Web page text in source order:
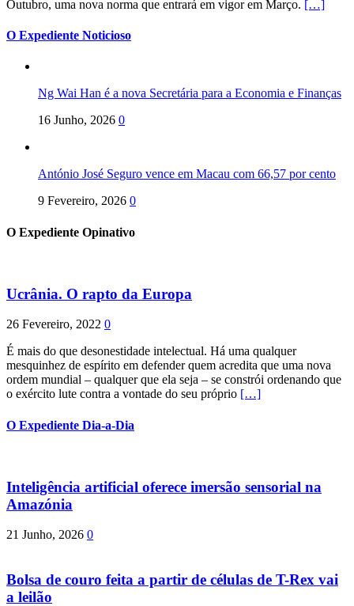
Outubro, uma nova norma que entrará em vigor em Março. […]
O Expediente Noticioso
Ng Wai Han é a nova Secretária para a Economia e Finanças
16 Junho, 2026 0
António José Seguro vence em Macau com 66,57 por cento
9 Fevereiro, 2026 0
O Expediente Opinativo
Ucrânia. O rapto da Europa
26 Fevereiro, 2022 0
É mais do que desonestidade intelectual. Há uma qualquer
mesquinhez de espírito em defender quem acredita que uma nova
ordem mundial – qualquer que ela seja – se constrói ordenando que
o exército lute contra a vontade do seu próprio […]
O Expediente Dia-a-Dia
Inteligência artificial oferece imersão sensorial na
Amazónia
21 Junho, 2026 0
Bolsa de couro feita a partir de células de T-Rex vai
a leilão